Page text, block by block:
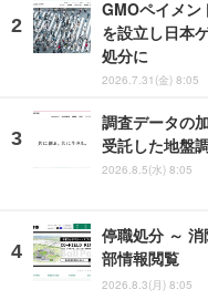
GMOペイメン
を設立し日本
処分に
2026.7.31(金) 8:05
調査データの
受託した地盤
2026.8.5(水) 8:05
停職処分 ～
部情報閲覧
2026.8.3(月) 8:05